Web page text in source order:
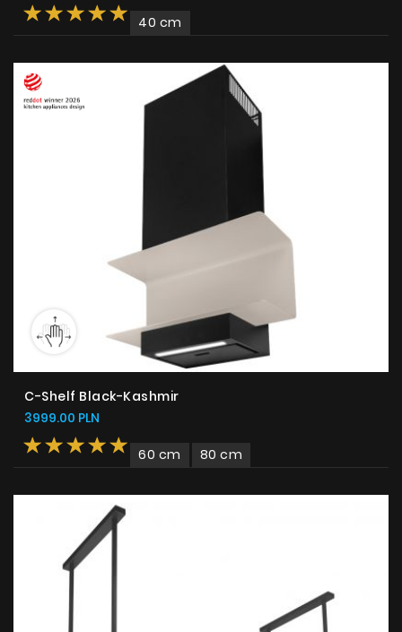
40 cm
C-Shelf Black-Kashmir
3999.00 PLN
60 cm 80 cm